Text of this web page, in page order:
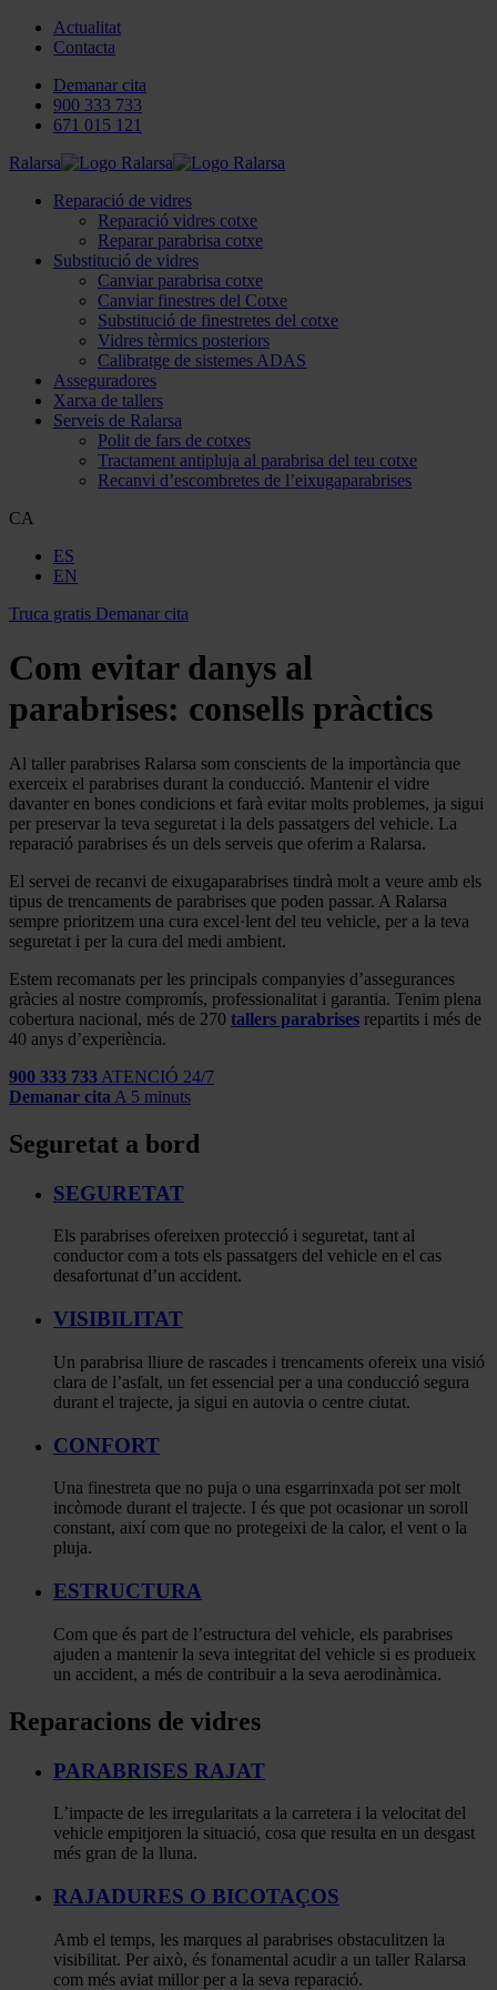
Actualitat
Contacta
Demanar cita
900 333 733
671 015 121
Ralarsa
Reparació de vidres
Reparació vidres cotxe
Reparar parabrisa cotxe
Substitució de vidres
Canviar parabrisa cotxe
Canviar finestres del Cotxe
Substitució de finestretes del cotxe
Vidres tèrmics posteriors
Calibratge de sistemes ADAS
Asseguradores
Xarxa de tallers
Serveis de Ralarsa
Polit de fars de cotxes
Tractament antipluja al parabrisa del teu cotxe
Recanvi d’escombretes de l’eixugaparabrises
CA
ES
EN
Truca gratis Demanar cita
Com evitar danys al
parabrises: consells pràctics
Al taller parabrises Ralarsa som conscients de la importància que
exerceix el parabrises durant la conducció. Mantenir el vidre
davanter en bones condicions et farà evitar molts problemes, ja sigui
per preservar la teva seguretat i la dels passatgers del vehicle. La
reparació parabrises és un dels serveis que oferim a Ralarsa.
El servei de recanvi de eixugaparabrises tindrà molt a veure amb els
tipus de trencaments de parabrises que poden passar. A Ralarsa
sempre prioritzem una cura excel·lent del teu vehicle, per a la teva
seguretat i per la cura del medi ambient.
Estem recomanats per les principals companyies d’assegurances
gràcies al nostre compromís, professionalitat i garantia. Tenim plena
cobertura nacional, més de 270 tallers parabrises repartits i més de
40 anys d’experiència.
900 333 733 ATENCIÓ 24/7
Demanar cita A 5 minuts
Seguretat a bord
SEGURETAT
Els parabrises ofereixen protecció i seguretat, tant al
conductor com a tots els passatgers del vehicle en el cas
desafortunat d’un accident.
VISIBILITAT
Un parabrisa lliure de rascades i trencaments ofereix una visió
clara de l’asfalt, un fet essencial per a una conducció segura
durant el trajecte, ja sigui en autovia o centre ciutat.
CONFORT
Una finestreta que no puja o una esgarrinxada pot ser molt
incòmode durant el trajecte. I és que pot ocasionar un soroll
constant, així com que no protegeixi de la calor, el vent o la
pluja.
ESTRUCTURA
Com que és part de l’estructura del vehicle, els parabrises
ajuden a mantenir la seva integritat del vehicle si es produeix
un accident, a més de contribuir a la seva aerodinàmica.
Reparacions de vidres
PARABRISES RAJAT
L’impacte de les irregularitats a la carretera i la velocitat del
vehicle empitjoren la situació, cosa que resulta en un desgast
més gran de la lluna.
RAJADURES O BICOTAÇOS
Amb el temps, les marques al parabrises obstaculitzen la
visibilitat. Per això, és fonamental acudir a un taller Ralarsa
com més aviat millor per a la seva reparació.